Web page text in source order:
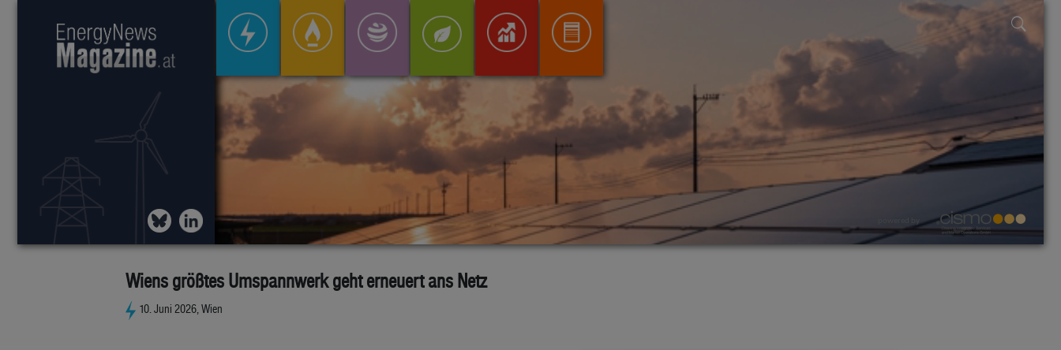
Wiens größtes Umspannwerk geht erneuert ans Netz
10. Juni 2026, Wien